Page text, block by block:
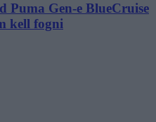
Puma Gen-e BlueCruise
kell fogni